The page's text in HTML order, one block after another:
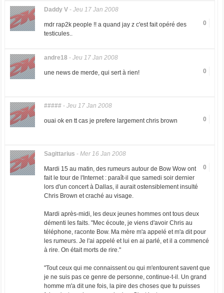
Daddy V- Jeu 17 Jan 2008
0
mdr rap2k people !! a quand jay z c'est fait opéré des
testicules..
andre18 - Jeu 17 Jan 2008
0
une news de merde, qui sert à rien!
#####- Jeu 17 Jan 2008
0
ouai ok en tt cas je prefere largement chris brown
Sagittarius - Mer 16 Jan 2008
0
Mardi 15 au matin, des rumeurs autour de Bow Wow ont
fait le tour de l'Internet : paraît-il que samedi soir dernier
lors d'un concert à Dallas, il aurait ostensiblement insulté
Chris Brown et craché au visage.
Mardi après-midi, les deux jeunes hommes ont tous deux
démenti les faits. "Mec écoute, je viens d'avoir Chris au
téléphone, raconte Bow. Ma mère m'a appelé et m'a dit pour
les rumeurs. Je l'ai appelé et lui en ai parlé, et il a commencé
à rire. On était morts de rire."
"Tout ceux qui me connaissent ou qui m'entourent savent que
je ne suis pas ce genre de personne, continue-t-il. Un grand
homme m'a dit une fois, la pire des choses que tu puisses